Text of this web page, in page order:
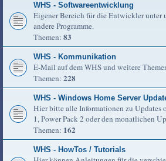
WHS - Softwareentwicklung
Eigener Bereich für die Entwickler unter
andere Programme.
Themen: 83
WHS - Kommunikation
E-Mail auf dem WHS und weitere
Themen: 228
WHS - Windows Home Server
Hier bitte alle Informationen zu Updates
1, Power Pack 2 oder den monatlichen
Themen: 162
WHS - HowTos / Tutorials